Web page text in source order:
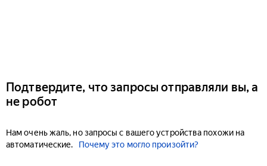
Подтвердите, что запросы отправляли вы, а
не робот
Нам очень жаль, но запросы с вашего устройства похожи на
автоматические.
Почему это могло произойти?